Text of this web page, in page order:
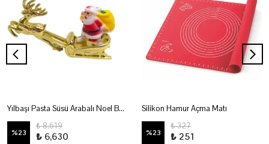
Yılbaşı Pasta Süsü Arabalı Noel Baba 72'Li
%23
₺ 8,619
₺ 6,630
Silikon Hamur Açma Matı
%23
₺ 327
₺ 251